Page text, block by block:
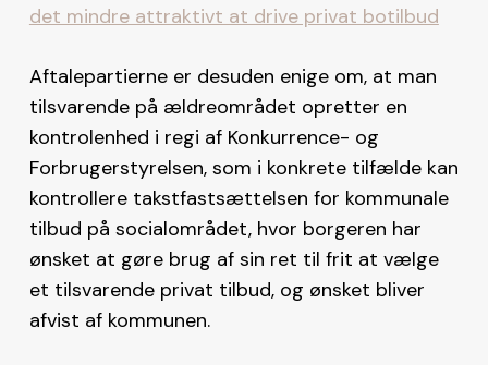
det mindre attraktivt at drive privat botilbud
Aftalepartierne er desuden enige om, at man
tilsvarende på ældreområdet opretter en
kontrolenhed i regi af Konkurrence- og
Forbrugerstyrelsen, som i konkrete tilfælde kan
kontrollere takstfastsættelsen for kommunale
tilbud på socialområdet, hvor borgeren har
ønsket at gøre brug af sin ret til frit at vælge
et tilsvarende privat tilbud, og ønsket bliver
afvist af kommunen.